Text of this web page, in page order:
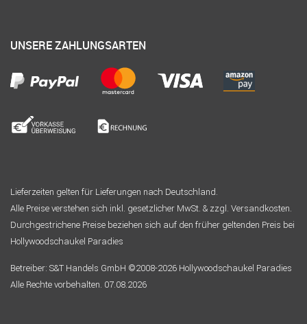
UNSERE ZAHLUNGSARTEN
Lieferzeiten gelten für Lieferungen nach Deutschland.
Alle Preise verstehen sich inkl. gesetzlicher MwSt. & zzgl. Versandkosten.
Durchgestrichene Preise beziehen sich auf den früher geltenden Preis bei
Hollywoodschaukel Paradies
Betreiber: S&T Handels GmbH ©2008-2026 Hollywoodschaukel Paradies
Alle Rechte vorbehalten. 07.08.2026